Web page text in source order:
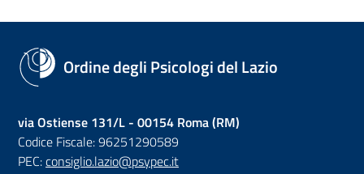
Ordine degli Psicologi del Lazio
via Ostiense 131/L - 00154 Roma (RM)
Codice Fiscale: 96251290589
PEC:consiglio.lazio@psypec.it